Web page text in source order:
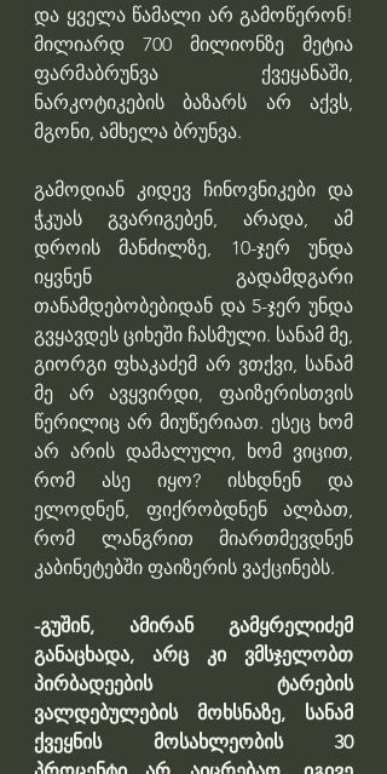
და ყველა წამალი არ გამოწერონ!
მილიარდ 700 მილიონზე მეტია
ფარმაბრუნვა ქვეყანაში,
ნარკოტიკების ბაზარს არ აქვს,
მგონი, ამხელა ბრუნვა.
გამოდიან კიდევ ჩინოვნიკები და
ჭკუას გვარიგებენ, არადა, ამ
დროის მანძილზე, 10-ჯერ უნდა
იყვნენ გადამდგარი
თანამდებობებიდან და 5-ჯერ უნდა
გვყავდეს ციხეში ჩასმული. სანამ მე,
გიორგი ფხაკაძემ არ ვთქვი, სანამ
მე არ ავყვირდი, ფაიზერისთვის
წერილიც არ მიუწერიათ. ესეც ხომ
არ არის დამალული, ხომ ვიცით,
რომ ასე იყო? ისხდნენ და
ელოდნენ, ფიქრობდნენ ალბათ,
რომ ლანგრით მიართმევდნენ
კაბინეტებში ფაიზერის ვაქცინებს.
-გუშინ, ამირან გამყრელიძემ
განაცხადა, არც კი ვმსჯელობთ
პირბადეების ტარების
ვალდებულების მოხსნაზე, სანამ
ქვეყნის მოსახლეობის 30